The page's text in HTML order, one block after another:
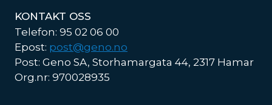
KONTAKT OSS
Telefon: 95 02 06 00
Epost: post@geno.no
Post: Geno SA, Storhamargata 44, 2317 Hamar
Org.nr: 970028935